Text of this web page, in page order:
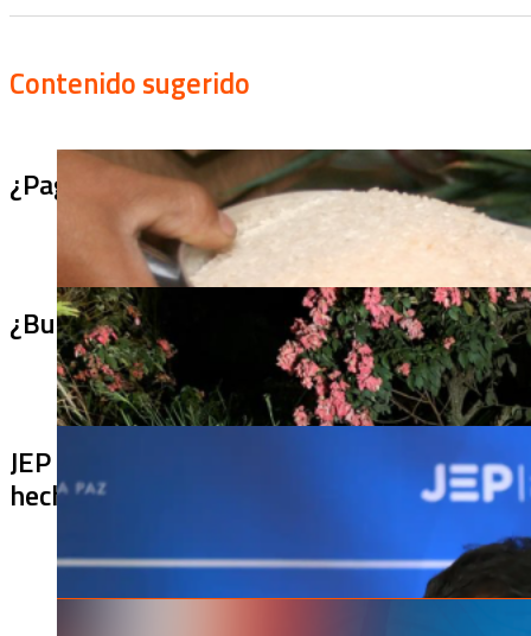
Contenido sugerido
¿Pagaron menos de lo permitido por el
¿Bus bomba rumbo a Cali? Hallan 420
JEP imputa a 27 excomandantes de las
hechos